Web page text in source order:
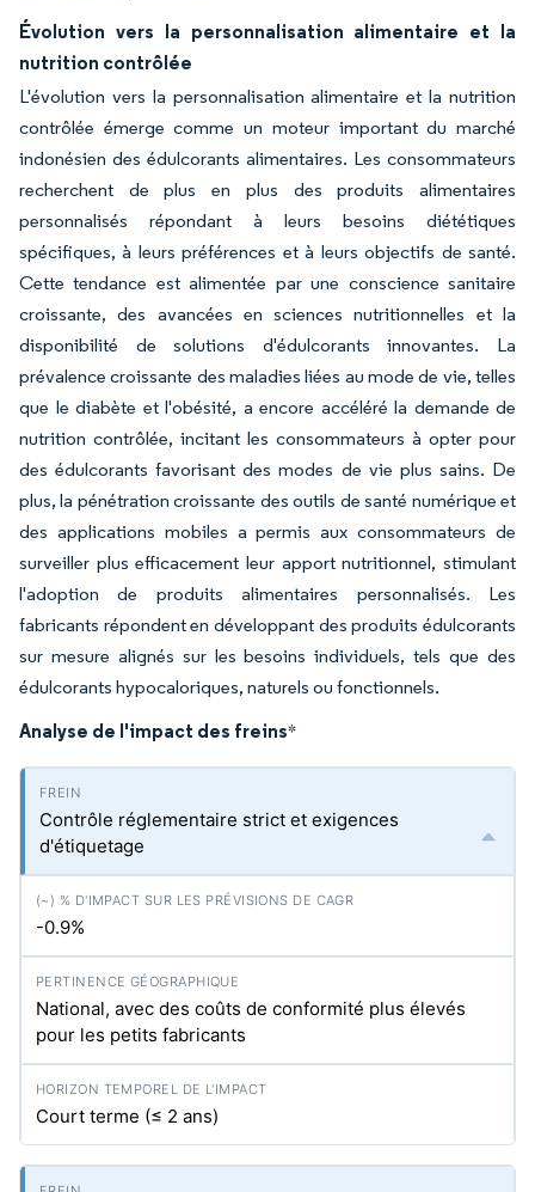
Évolution vers la personnalisation alimentaire et la
nutrition contrôlée
L'évolution vers la personnalisation alimentaire et la nutrition
contrôlée émerge comme un moteur important du marché
indonésien des édulcorants alimentaires. Les consommateurs
recherchent de plus en plus des produits alimentaires
personnalisés répondant à leurs besoins diététiques
spécifiques, à leurs préférences et à leurs objectifs de santé.
Cette tendance est alimentée par une conscience sanitaire
croissante, des avancées en sciences nutritionnelles et la
disponibilité de solutions d'édulcorants innovantes. La
prévalence croissante des maladies liées au mode de vie, telles
que le diabète et l'obésité, a encore accéléré la demande de
nutrition contrôlée, incitant les consommateurs à opter pour
des édulcorants favorisant des modes de vie plus sains. De
plus, la pénétration croissante des outils de santé numérique et
des applications mobiles a permis aux consommateurs de
surveiller plus efficacement leur apport nutritionnel, stimulant
l'adoption de produits alimentaires personnalisés. Les
fabricants répondent en développant des produits édulcorants
sur mesure alignés sur les besoins individuels, tels que des
édulcorants hypocaloriques, naturels ou fonctionnels.
Analyse de l'impact des freins*
Contrôle réglementaire strict et exigences
d'étiquetage
-0.9%
National, avec des coûts de conformité plus élevés
pour les petits fabricants
Court terme (≤ 2 ans)